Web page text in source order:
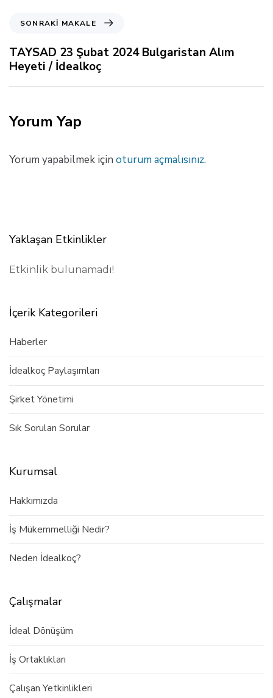
a
k
a
e
n
r
a
k
M
a
a
SONRAKI MAKALE
TAYSAD 23 Şubat 2024 Bulgaristan Alım
Heyeti / İdealkoç
Yorum Yap
Yorum yapabilmek için oturum açmalısınız.
Yaklaşan Etkinlikler
Etkinlik bulunamadı!
İçerik Kategorileri
Haberler
İdealkoç Paylaşımları
Şirket Yönetimi
Sık Sorulan Sorular
Kurumsal
Hakkımızda
İş Mükemmelliği Nedir?
Neden İdealkoç?
Çalışmalar
İdeal Dönüşüm
İş Ortaklıkları
Çalışan Yetkinlikleri